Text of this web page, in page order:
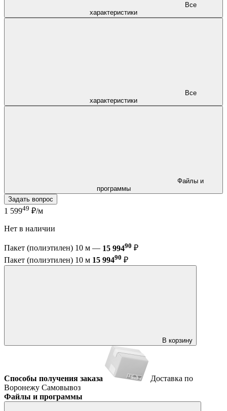
характеристики
характеристики
программы
Задать вопрос
1 59949 ₽/м
Нет в наличии
Пакет (полиэтилен) 10 м — 15 99490 ₽
Пакет (полиэтилен) 10 м 15 99490 ₽
В корзину
Способы получения заказа
Доставка по
Воронежу Самовывоз
Файлы и программы